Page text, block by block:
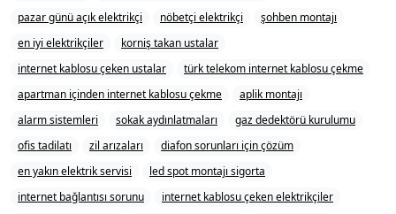
pazar günü açık elektrikçi
nöbetçi elektrikçi
şohben montajı
en iyi elektrikçiler
korniş takan ustalar
internet kablosu çeken ustalar
türk telekom internet kablosu çekme
apartman içinden internet kablosu çekme
aplik montajı
alarm sistemleri
sokak aydınlatmaları
gaz dedektörü kurulumu
ofis tadilatı
zil arızaları
diafon sorunları için çözüm
en yakın elektrik servisi
led spot montajı sigorta
internet bağlantısı sorunu
internet kablosu çeken elektrikçiler